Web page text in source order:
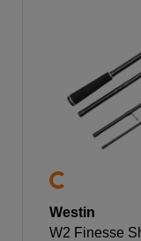
Westin
W2 Finesse